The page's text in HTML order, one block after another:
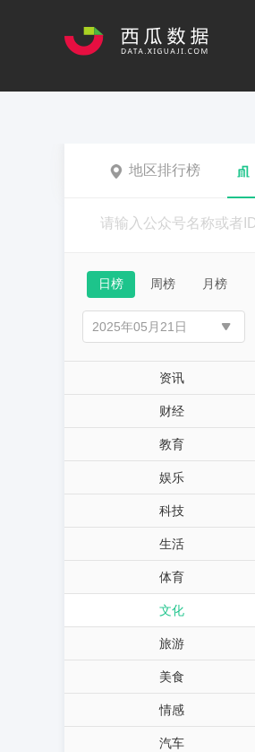
地区排行榜
日榜 周榜 月榜
资讯
财经
教育
娱乐
科技
生活
体育
文化
旅游
美食
情感
汽车